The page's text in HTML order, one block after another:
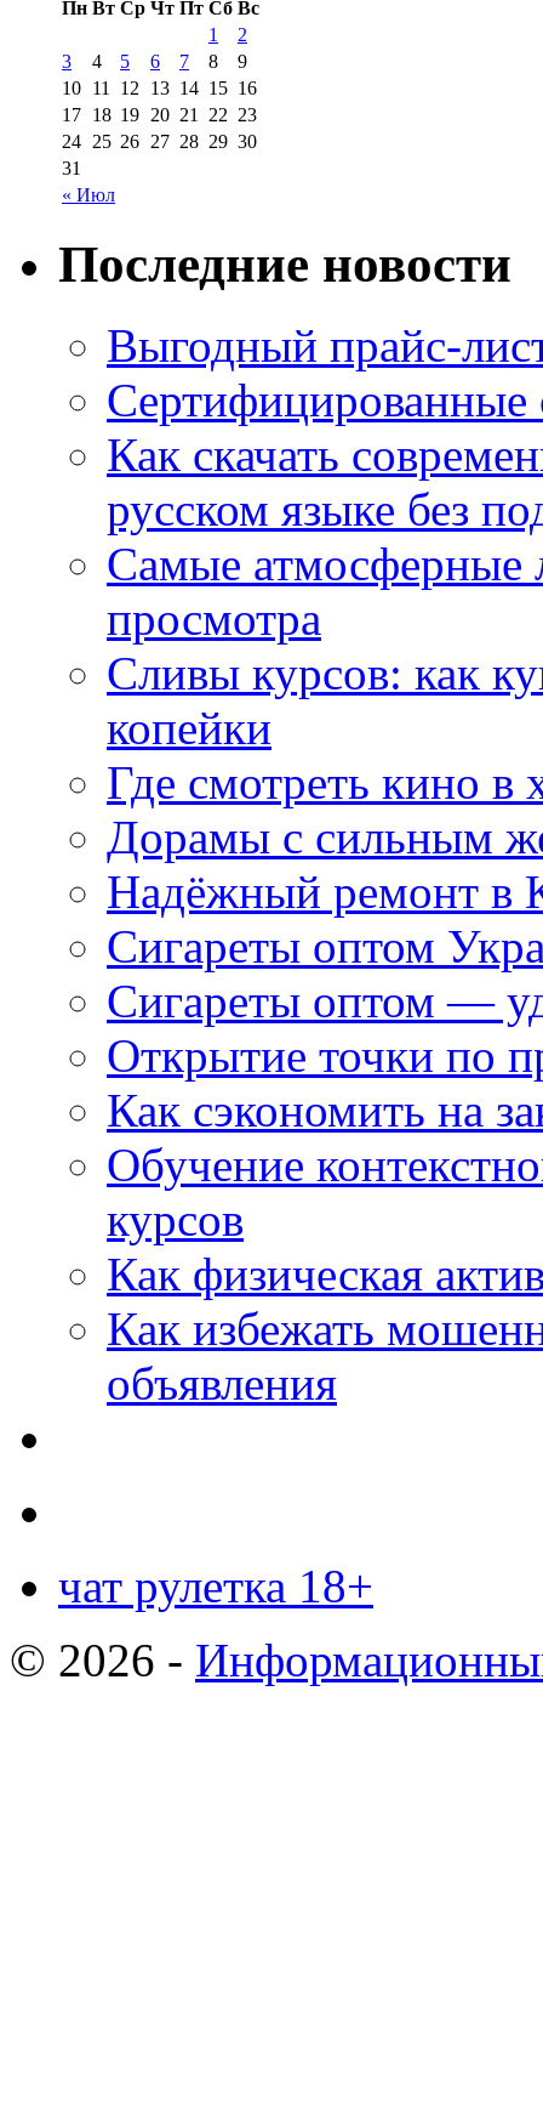
Пн Вт Ср Чт Пт Сб Вс
« Июл
1
2
3
4 5 6 7 8
9
10 11 12 13 14 15 16
17 18 19 20 21 22 23
24 25 26 27 28 29 30
31
Последние новости
Выгодный прайс-
Как скачать
русском языке без
Самые атмосферные
просмотра
Сливы курсов: как
копейки
Где смотреть кино в
Дорамы с сильным
Надёжный ремонт в
Сигареты оптом
Сигареты оптом —
Открытие точки по
Как сэкономить на
Обучение
курсов
Как физическая
Как избежать
объявления
чат рулетка 18+
© 2026 -